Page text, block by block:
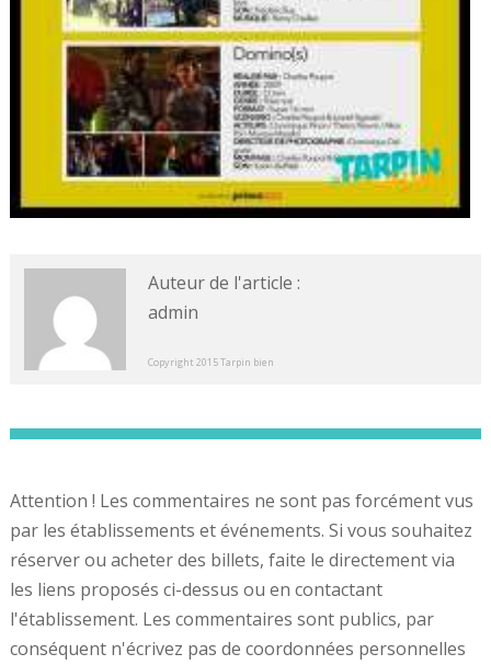
Auteur de l'article :
admin
Copyright 2015 Tarpin bien
Attention ! Les commentaires ne sont pas forcément vus
par les établissements et événements. Si vous souhaitez
réserver ou acheter des billets, faite le directement via
les liens proposés ci-dessus ou en contactant
l'établissement. Les commentaires sont publics, par
conséquent n'écrivez pas de coordonnées personnelles